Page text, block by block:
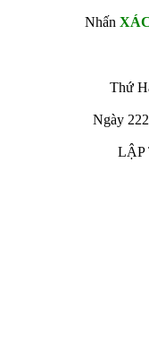
Nhấn
Thứ
Ngày
LẬP